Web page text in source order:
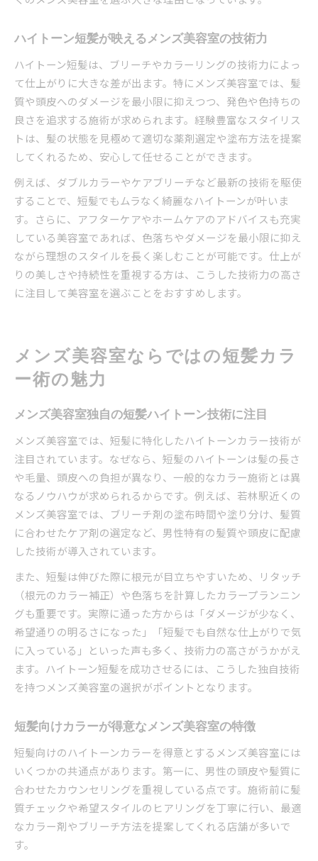
ハイトーン短髪が映えるメンズ美容室の技術力
ハイトーン短髪は、ブリーチやカラーリングの技術力によっ
て仕上がりに大きな差が出ます。特にメンズ美容室では、髪
質や頭皮へのダメージを最小限に抑えつつ、発色や色持ちの
良さを追求する施術が求められます。経験豊富なスタイリス
トは、髪の状態を見極めて適切な薬剤選定や塗布方法を提案
してくれるため、安心して任せることができます。
例えば、ダブルカラーやケアブリーチなど最新の技術を駆使
することで、短髪でもムラなく綺麗なハイトーンが叶いま
す。さらに、アフターケアやホームケアのアドバイスも充実
している美容室であれば、色落ちやダメージを最小限に抑え
ながら理想のスタイルを長く楽しむことが可能です。仕上が
りの美しさや持続性を重視する方は、こうした技術力の高さ
に注目して美容室を選ぶことをおすすめします。
メンズ美容室ならではの短髪カラ
ー術の魅力
メンズ美容室独自の短髪ハイトーン技術に注目
メンズ美容室では、短髪に特化したハイトーンカラー技術が
注目されています。なぜなら、短髪のハイトーンは髪の長さ
や毛量、頭皮への負担が異なり、一般的なカラー施術とは異
なるノウハウが求められるからです。例えば、若林駅近くの
メンズ美容室では、ブリーチ剤の塗布時間や塗り分け、髪質
に合わせたケア剤の選定など、男性特有の髪質や頭皮に配慮
した技術が導入されています。
また、短髪は伸びた際に根元が目立ちやすいため、リタッチ
（根元のカラー補正）や色落ちを計算したカラープランニン
グも重要です。実際に通った方からは「ダメージが少なく、
希望通りの明るさになった」「短髪でも自然な仕上がりで気
に入っている」といった声も多く、技術力の高さがうかがえ
ます。ハイトーン短髪を成功させるには、こうした独自技術
を持つメンズ美容室の選択がポイントとなります。
短髪向けカラーが得意なメンズ美容室の特徴
短髪向けのハイトーンカラーを得意とするメンズ美容室には
いくつかの共通点があります。第一に、男性の頭皮や髪質に
合わせたカウンセリングを重視している点です。施術前に髪
質チェックや希望スタイルのヒアリングを丁寧に行い、最適
なカラー剤やブリーチ方法を提案してくれる店舗が多いで
す。